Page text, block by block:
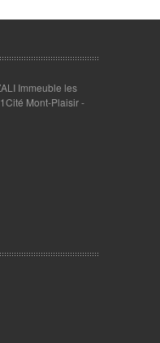
Immeuble les
Mont-Plaisir -